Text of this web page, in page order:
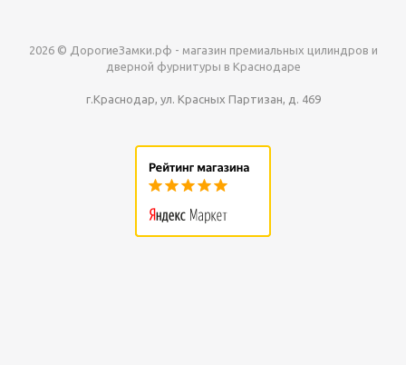
2026 © ДорогиеЗамки.рф - магазин премиальных цилиндров и
дверной фурнитуры в Краснодаре
г.Краснодар, ул. Красных Партизан, д. 469